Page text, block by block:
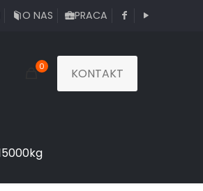
O NAS PRACA
0 KONTAKT